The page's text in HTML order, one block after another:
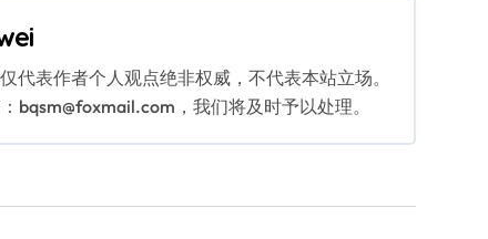
代表作者个人观点绝非权威，不代表本站立场。
bqsm@foxmail.com，我们将及时予以处理。